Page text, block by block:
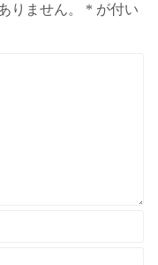
りません。 * が付い